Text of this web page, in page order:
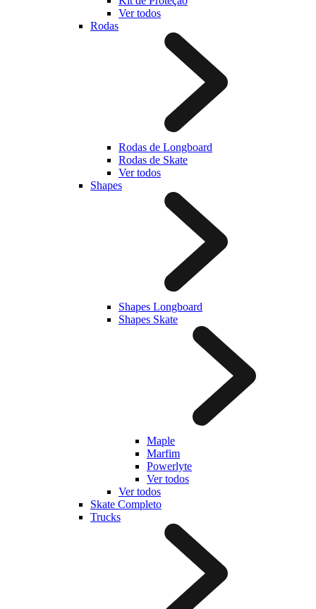
Ver todos
Rodas
Rodas de Longboard
Rodas de Skate
Ver todos
Shapes
Shapes Longboard
Shapes Skate
Maple
Marfim
Powerlyte
Ver todos
Ver todos
Skate Completo
Trucks